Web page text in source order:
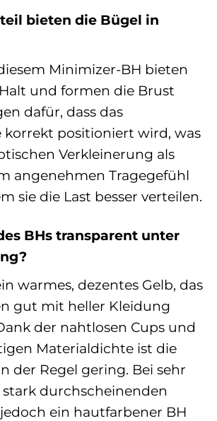
bieten die Bügel in
Minimizer-BH bieten
und formen die Brust
dafür, dass das
korrekt positioniert wird, was
Verkleinerung als
angenehmen Tragegefühl
sie die Last besser verteilen.
BHs transparent unter
warmes, dezentes Gelb, das
gut mit heller Kleidung
der nahtlosen Cups und
Materialdichte ist die
der Regel gering. Bei sehr
durchscheinenden
ein hautfarbener BH